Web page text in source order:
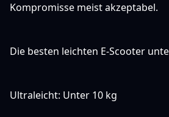
Kompromisse meist akzeptabel.
Die besten leichten E-Scooter
Ultraleicht: Unter 10 kg